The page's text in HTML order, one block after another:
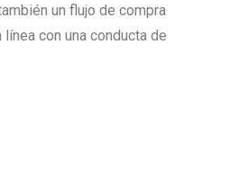
un flujo de compra
con una conducta de